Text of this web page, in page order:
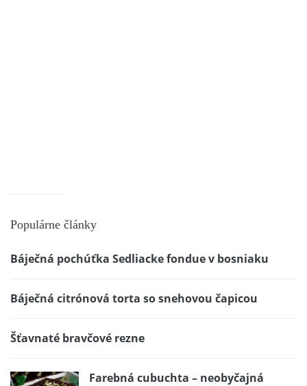
Populárne články
Báječná pochúťka Sedliacke fondue v bosniaku
Báječná citrónová torta so snehovou čapicou
Šťavnaté bravčové rezne
Farebná cubuchta – neobyčajná